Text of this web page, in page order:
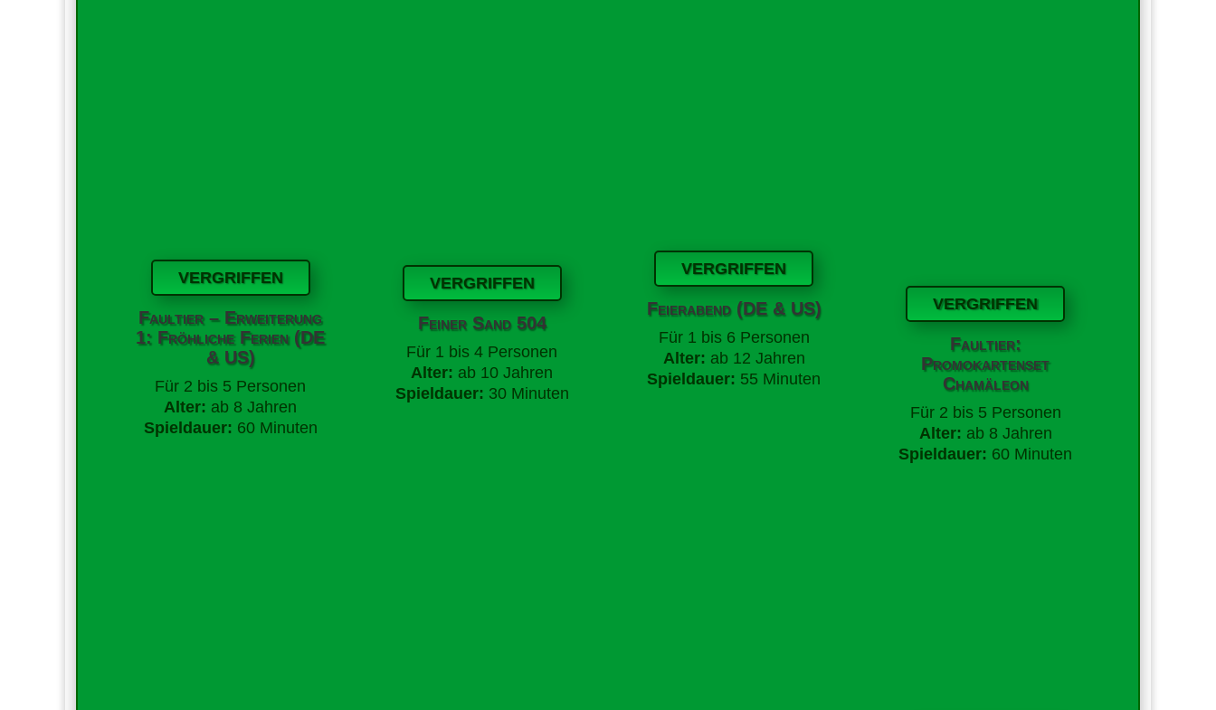
VERGRIFFEN
Faultier – Erweiterung
1: Fröhliche Ferien (DE
& US)
Für 2 bis 5 Personen
Alter: ab 8 Jahren
Spieldauer: 60 Minuten
VERGRIFFEN
Feiner Sand 504
Für 1 bis 4 Personen
Alter: ab 10 Jahren
Spieldauer: 30 Minuten
VERGRIFFEN
Feierabend (DE & US)
Für 1 bis 6 Personen
Alter: ab 12 Jahren
Spieldauer: 55 Minuten
VERGRIFFEN
Faultier:
Promokartenset
Chamäleon
Für 2 bis 5 Personen
Alter: ab 8 Jahren
Spieldauer: 60 Minuten